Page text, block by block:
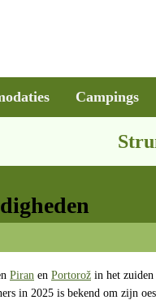
Campings
Piran en Portorož in het zuiden
in 2025 is bekend om zijn